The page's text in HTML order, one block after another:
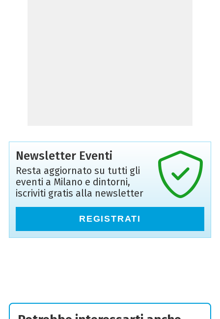
Newsletter Eventi
Resta aggiornato su tutti gli
eventi a Milano e dintorni,
iscriviti gratis alla newsletter
REGISTRATI